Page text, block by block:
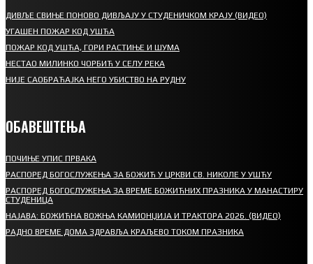
ДИВЉЕ СВИЊЕ ПОНОВО ДИВЉАЈУ У СТУДЕНИЧКОМ КРАЈУ (ВИДЕО)
УГАШЕН ПОЖАР КОД УШЋА
ПОЖАР КОД УШЋА, ГОРИ РАСТИЊЕ И ШУМА
НЕСТАО МИЛИНКО ЧОРБИЋ У СЕЛУ РЕКА
НИЈЕ САОБРАЋАЈКА НЕГО УБИСТВО НА РУДНУ
ОБАВЕШТЕЊА
ПОЧИЊЕ УПИС ПРВАКА
РАСПОРЕД БОГОСЛУЖЕЊА ЗА БОЖИЋ У ЦРКВИ СВ. НИКОЛЕ У УШЋУ
РАСПОРЕД БОГОСЛУЖЕЊА ЗА ВРЕМЕ БОЖИЋНИХ ПРАЗНИКА У МАНАСТИРУ
СТУДЕНИЦА
НАЈАВА: БОЖИЋНА ВОЖЊА КАМИОНЏИЈА И ТРАКТОРА 2026. (ВИДЕО)
РАДНО ВРЕМЕ ДОМА ЗДРАВЉА КРАЉЕВО ТОКОМ ПРАЗНИКА